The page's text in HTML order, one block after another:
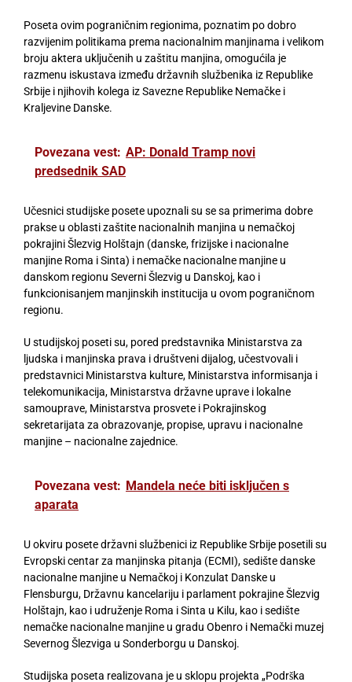
Poseta ovim pograničnim regionima, poznatim po dobro
razvijenim politikama prema nacionalnim manjinama i velikom
broju aktera uključenih u zaštitu manjina, omogućila je
razmenu iskustava između državnih službenika iz Republike
Srbije i njihovih kolega iz Savezne Republike Nemačke i
Kraljevine Danske.
Povezana vest: AP: Donald Tramp novi
predsednik SAD
Učesnici studijske posete upoznali su se sa primerima dobre
prakse u oblasti zaštite nacionalnih manjina u nemačkoj
pokrajini Šlezvig Holštajn (danske, frizijske i nacionalne
manjine Roma i Sinta) i nemačke nacionalne manjine u
danskom regionu Severni Šlezvig u Danskoj, kao i
funkcionisanjem manjinskih institucija u ovom pograničnom
regionu.
U studijskoj poseti su, pored predstavnika Ministarstva za
ljudska i manjinska prava i društveni dijalog, učestvovali i
predstavnici Ministarstva kulture, Ministarstva informisanja i
telekomunikacija, Ministarstva državne uprave i lokalne
samouprave, Ministarstva prosvete i Pokrajinskog
sekretarijata za obrazovanje, propise, upravu i nacionalne
manjine – nacionalne zajednice.
Povezana vest: Mandela neće biti isključen s
aparata
U okviru posete državni službenici iz Republike Srbije posetili su
Evropski centar za manjinska pitanja (ECMI), sedište danske
nacionalne manjine u Nemačkoj i Konzulat Danske u
Flensburgu, Državnu kancelariju i parlament pokrajine Šlezvig
Holštajn, kao i udruženje Roma i Sinta u Kilu, kao i sedište
nemačke nacionalne manjine u gradu Obenro i Nemački muzej
Severnog Šlezviga u Sonderborgu u Danskoj.
Studijska poseta realizovana je u sklopu projekta „Podrška